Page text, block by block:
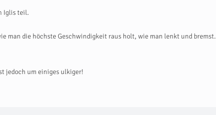
Iglis teil.
man die höchste Geschwindigkeit raus holt, wie man lenkt und bremst.
jedoch um einiges ulkiger!